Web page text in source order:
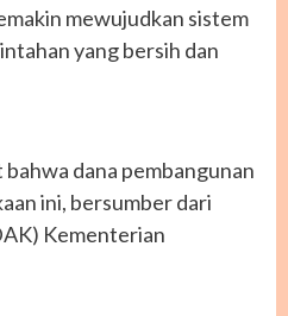
mewujudkan sistem
yang bersih dan
dana pembangunan
ini, bersumber dari
Kementerian